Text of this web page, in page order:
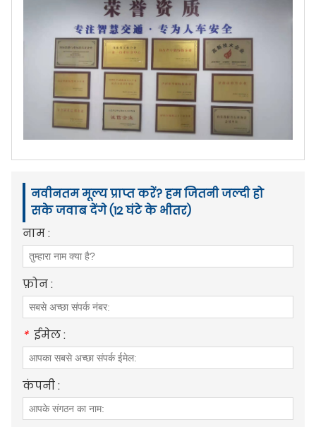
नवीनतम मूल्य प्राप्त करें? हम जितनी जल्दी हो
सके जवाब देंगे (12 घंटे के भीतर)
नाम :
फ़ोन :
* ईमेल :
कंपनी :